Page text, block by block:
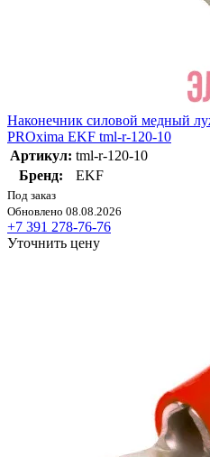
Наконечник силовой медный
PROxima EKF tml-r-120-10
Артикул: tml-r-120-10
Бренд:
EKF
Под заказ
Обновлено 08.08.2026
+7 391 278-76-76
Уточнить цену